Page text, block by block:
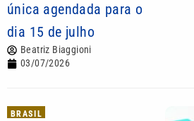
única agendada para o
dia 15 de julho
Beatriz Biaggioni
03/07/2026
BRASIL